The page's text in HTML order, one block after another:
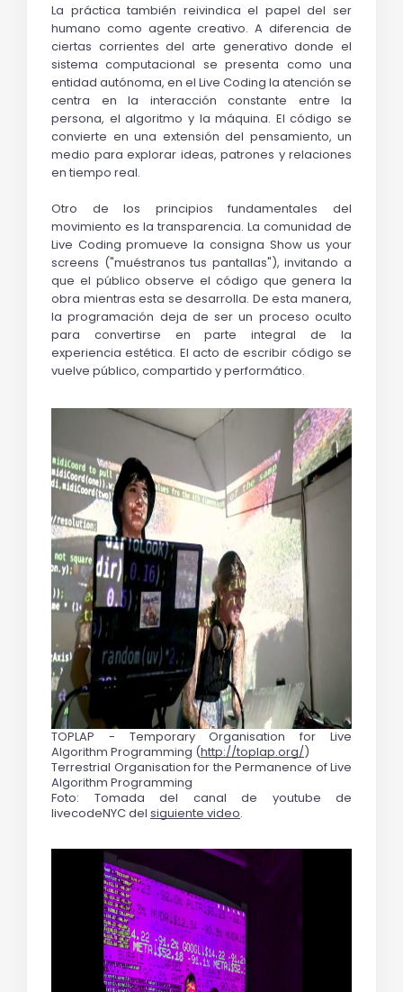
La práctica también reivindica el papel del ser
humano como agente creativo. A diferencia de
ciertas corrientes del arte generativo donde el
sistema computacional se presenta como una
entidad autónoma, en el Live Coding la atención se
centra en la interacción constante entre la
persona, el algoritmo y la máquina. El código se
convierte en una extensión del pensamiento, un
medio para explorar ideas, patrones y relaciones
en tiempo real.
Otro de los principios fundamentales del
movimiento es la transparencia. La comunidad de
Live Coding promueve la consigna Show us your
screens ("muéstranos tus pantallas"), invitando a
que el público observe el código que genera la
obra mientras esta se desarrolla. De esta manera,
la programación deja de ser un proceso oculto
para convertirse en parte integral de la
experiencia estética. El acto de escribir código se
vuelve público, compartido y performático.
TOPLAP - Temporary Organisation for Live
Algorithm Programming (http://toplap.org/)
Terrestrial Organisation for the Permanence of Live
Algorithm Programming
Foto: Tomada del canal de youtube de
livecodeNYC del siguiente video.